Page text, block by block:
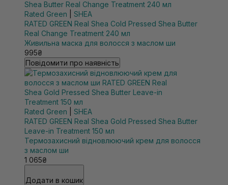
Rated Green
SHEA
RATED GREEN Real Shea Cold Pressed Shea Butter
Real Change Treatment 240 мл
Живильна маска для волосся з маслом ши
995₴
Повідомити про наявність
Rated Green
SHEA
RATED GREEN Real Shea Gold Pressed Shea Butter
Leave-in Treatment 150 мл
Термозахисний відновлюючий крем для волосся
з маслом ши
1 065₴
Додати в кошик